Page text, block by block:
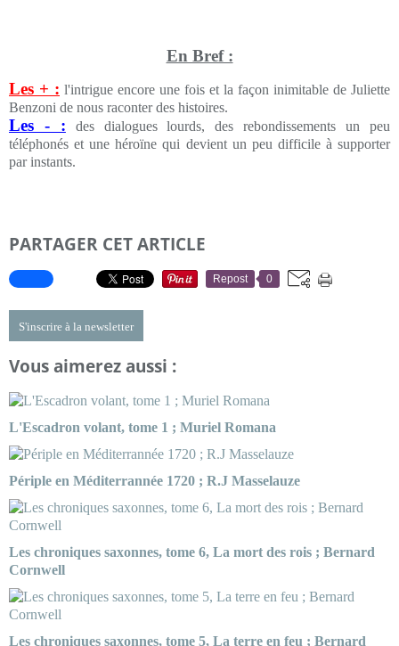
En Bref :
Les + : l'intrigue encore une fois et la façon inimitable de Juliette
Benzoni de nous raconter des histoires.
Les - : des dialogues lourds, des rebondissements un peu
téléphonés et une héroïne qui devient un peu difficile à supporter
par instants.
PARTAGER CET ARTICLE
Repost 0
S'inscrire à la newsletter
Vous aimerez aussi :
L'Escadron volant, tome 1 ; Muriel Romana
Périple en Méditerrannée 1720 ; R.J Masselauze
Les chroniques saxonnes, tome 6, La mort des rois ; Bernard
Cornwell
Les chroniques saxonnes, tome 5, La terre en feu ; Bernard